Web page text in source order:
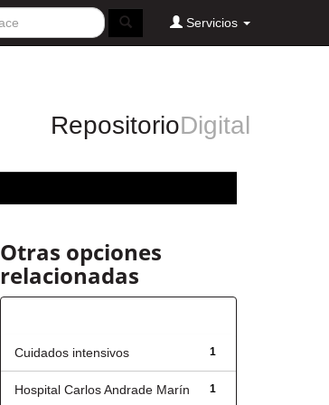
Servicios
RepositorioDigital
Otras opciones
relacionadas
1
Cuidados intensivos
1
Hospital Carlos Andrade Marín